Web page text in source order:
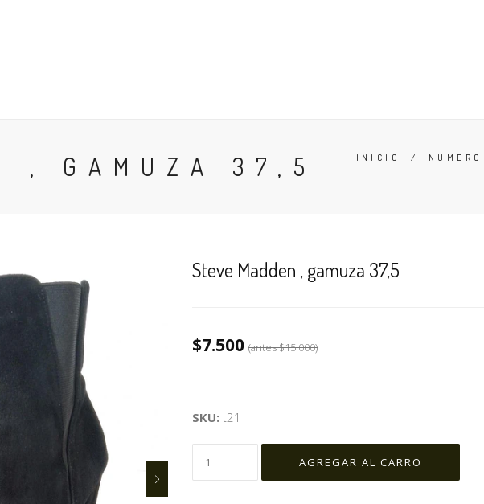
, GAMUZA 37,5 INICIO / NUMERO
Steve Madden , gamuza 37,5
$7.500 (antes$15.000)
SKU: t21